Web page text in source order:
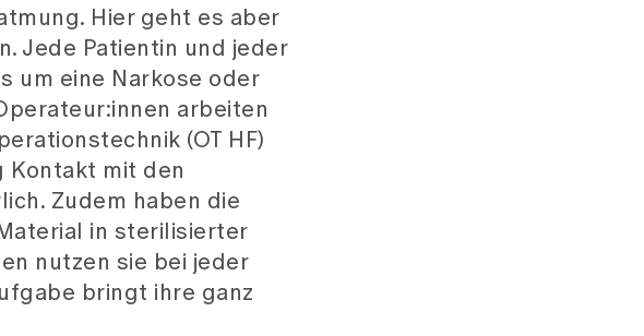
Hier geht es aber
Jede Patientin und jeder
um eine Narkose oder
arbeiten
(OT HF)
Kontakt mit den
Zudem haben die
in sterilisierter
nutzen sie bei jeder
bringt ihre ganz